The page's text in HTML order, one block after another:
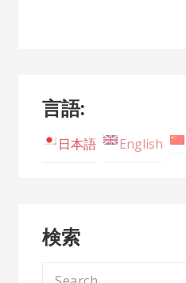
言語:
日本語 English
検索
Search